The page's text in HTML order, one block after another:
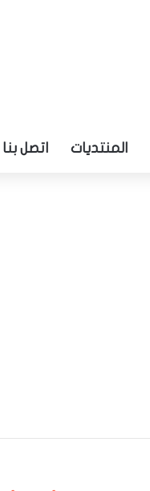
المنتديات اتصل بنا